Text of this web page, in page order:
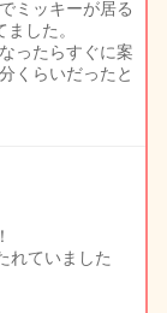
ミッキーが居る
した。
ったらすぐに案
くらいだったと
れていました